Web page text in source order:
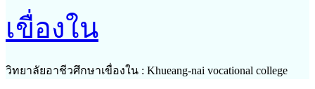
เขื่องใน
วิทยาลัยอาชีวศึกษาเขื่องใน : Khueang-nai vocational college